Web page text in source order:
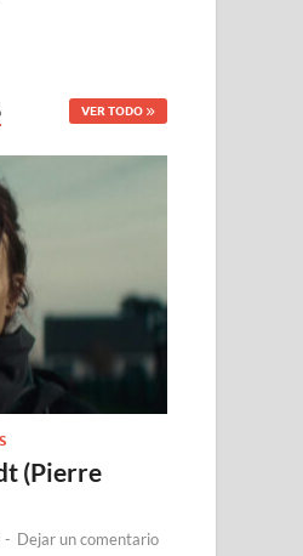
VER TODO
(Pierre
- Dejar un comentario